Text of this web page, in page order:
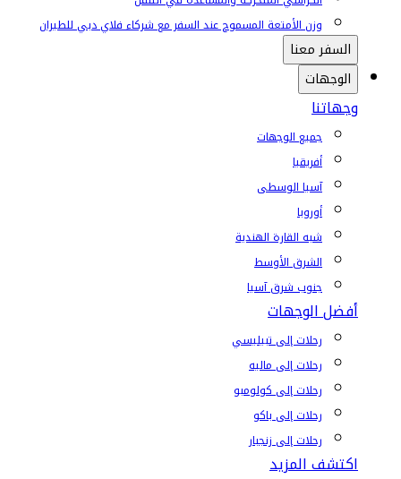
وزن الأمتعة المسموح عند السفر مع شركاء فلاي دبي للطيران
السفر معنا
الوجهات
وجهاتنا
جميع الوجهات
أفريقيا
آسيا الوسطى
أوروبا
شبه القارة الهندية
الشرق الأوسط
جنوب شرق آسيا
أفضل الوجهات
رحلات إلى تبيليسي
رحلات إلى ماليه
رحلات إلى كولومبو
رحلات إلى باكو
رحلات إلى زنجبار
اكتشف المزيد